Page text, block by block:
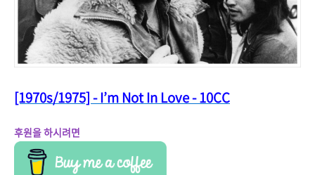
[1970s/1975] - I’m Not In Love - 10CC
후원을 하시려면